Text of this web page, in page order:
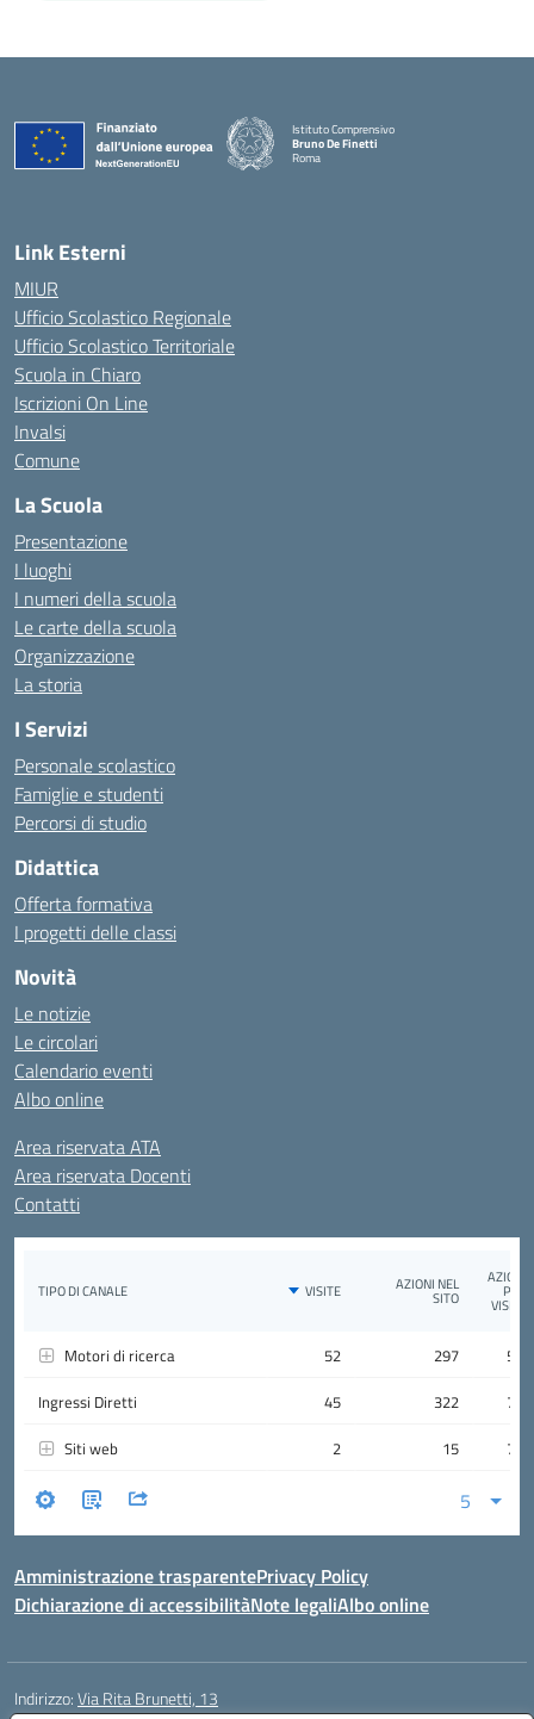
Istituto Comprensivo
Bruno De Finetti
Roma
Link Esterni
MIUR
Ufficio Scolastico Regionale
Ufficio Scolastico Territoriale
Scuola in Chiaro
Iscrizioni On Line
Invalsi
Comune
La Scuola
Presentazione
I luoghi
I numeri della scuola
Le carte della scuola
Organizzazione
La storia
I Servizi
Personale scolastico
Famiglie e studenti
Percorsi di studio
Didattica
Offerta formativa
I progetti delle classi
Novità
Le notizie
Le circolari
Calendario eventi
Albo online
Area riservata ATA
Area riservata Docenti
Contatti
Amministrazione trasparentePrivacy Policy
Dichiarazione di accessibilitàNote legaliAlbo online
Indirizzo:Via Rita Brunetti, 13